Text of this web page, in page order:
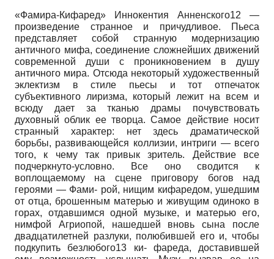
«Фамира-Кифаред» Иннокентия Анненского12 —
произведение странное и причудливое. Пьеса
представляет собой странную модернизацию
античного мифа, соединение сложнейших движений
современной души с проникновением в душу
античного мира. Отсюда некоторый художественный
эклектизм в стиле пьесы и тот отпечаток
субъективного лиризма, который лежит на всем и
всюду дает за тканью драмы почувствовать
духовный облик ее творца. Самое действие носит
странный характер: нет здесь драматической
борьбы, развивающейся коллизии, интриги — всего
того, к чему так привык зритель. Действие все
подчеркнуто-условно. Все оно сводится к
воплощаемому на сцене приговору богов над
героями — Фами- рой, нищим кифаредом, ушедшим
от отца, брошенным матерью и живущим одиноко в
горах, отдавшимся одной музыке, и матерью его,
нимфой Агриопой, нашедшей вновь сына после
двадцатилетней разлуки, полюбившей его и, чтобы
подкупить безлюбого13 ки- фареда, доставившей